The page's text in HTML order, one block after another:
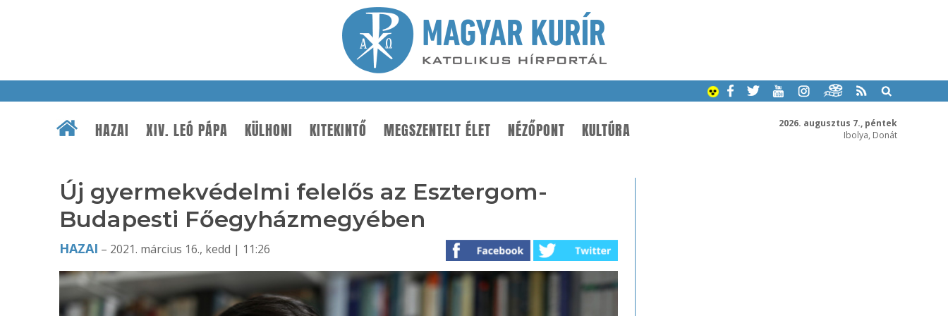
2026. augusztus 7., péntek
Ibolya, Donát
HAZAI XIV. LEÓ PÁPA KÜLHONI KITEKINTŐ MEGSZENTELT ÉLET NÉZŐPONT KULTÚRA
Új gyermekvédelmi felelős az Esztergom-
Budapesti Főegyházmegyében
HAZAI – 2021. március 16., kedd | 11:26